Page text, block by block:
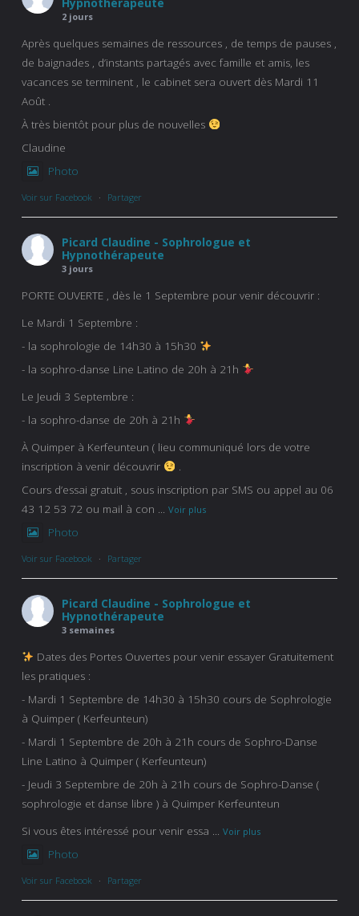
2 jours
Après quelques semaines de ressources , de temps de pauses ,
de baignades , d’instants partagés avec famille et amis, les
vacances se terminent , le cabinet sera ouvert dès Mardi 11
Août .
À très bientôt pour plus de nouvelles
Claudine
Photo
Voir sur Facebook · Partager
Picard Claudine - Sophrologue et
Hypnothérapeute
3 jours
PORTE OUVERTE , dès le 1 Septembre pour venir découvrir :
Le Mardi 1 Septembre :
- la sophrologie de 14h30 à 15h30
- la sophro-danse Line Latino de 20h à 21h
Le Jeudi 3 Septembre :
- la sophro-danse de 20h à 21h
À Quimper à Kerfeunteun ( lieu communiqué lors de votre
inscription à venir découvrir
.
Cours d’essai gratuit , sous inscription par SMS ou appel au 06
43 12 53 72 ou mail à con ... Voir plus
Photo
Voir sur Facebook · Partager
Picard Claudine - Sophrologue et
Hypnothérapeute
3 semaines
Dates des Portes Ouvertes pour venir essayer Gratuitement
les pratiques :
- Mardi 1 Septembre de 14h30 à 15h30 cours de Sophrologie
à Quimper ( Kerfeunteun)
- Mardi 1 Septembre de 20h à 21h cours de Sophro-Danse
Line Latino à Quimper ( Kerfeunteun)
- Jeudi 3 Septembre de 20h à 21h cours de Sophro-Danse (
sophrologie et danse libre ) à Quimper Kerfeunteun
Si vous êtes intéressé pour venir essa ... Voir plus
Photo
Voir sur Facebook · Partager